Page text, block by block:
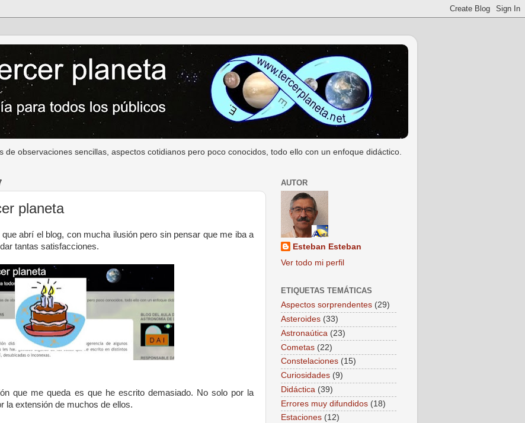
observaciones sencillas, aspectos cotidianos pero poco conocidos, todo ello con un enfoque didáctico.
planeta
abrí el blog, con mucha ilusión pero sin pensar que me iba a
tantas satisfacciones.
que me queda es que he escrito demasiado. No solo por la
la extensión de muchos de ellos.
AUTOR
Esteban Esteban
Ver todo mi perfil
ETIQUETAS TEMÁTICAS
Aspectos sorprendentes (29)
Asteroides (33)
Astronaútica (23)
Cometas (22)
Constelaciones (15)
Curiosidades (9)
Didáctica (39)
Errores muy difundidos (18)
Estaciones (12)